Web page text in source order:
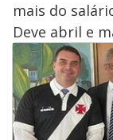
mais do
Deve abril e